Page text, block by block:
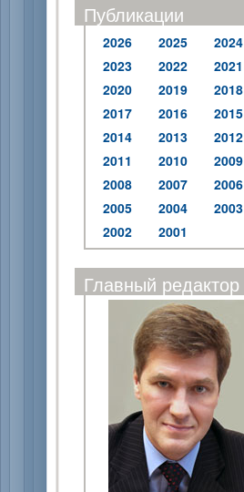
Публикации
2026 2025
2024
2023
2022
2021
2020
2019
2018
2017
2016
2015
2014
2013
2012
2011
2010
2009
2008
2007
2006
2005
2004
2003
2002
2001
Главный редактор